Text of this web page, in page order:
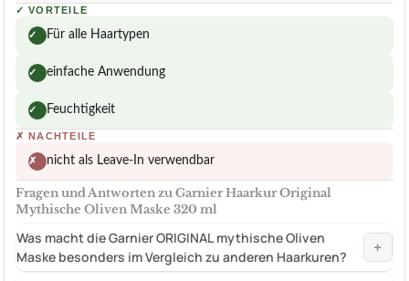
✓ VORTEILE
✓ Für alle Haartypen
✓ einfache Anwendung
✓ Feuchtigkeit
✗ NACHTEILE
✗ nicht als Leave-In verwendbar
Fragen und Antworten zu Garnier Haarkur Original
Mythische Oliven Maske 320 ml
Was macht die Garnier ORIGINAL mythische Oliven
Maske besonders im Vergleich zu anderen Haarkuren?
+